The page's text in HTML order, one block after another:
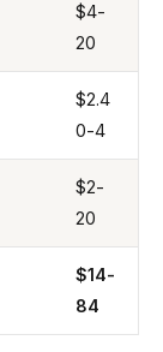
$4-
20
$2.4
0-4
$2-
20
$14-
84